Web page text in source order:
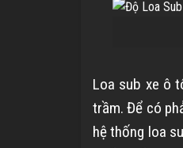
Loa sub xe ô
trầm. Để có
hệ thống loa